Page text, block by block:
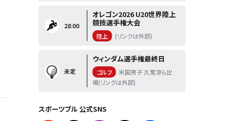
28:00
オレゴン2026 U20世界陸上
競技選手権大会
陸上 (リンクは外部)
未定
ウィンダム選手権最終日
ゴルフ
米国男子 久常涼ら出
場(リンクは外部)
スポーツブル 公式SNS